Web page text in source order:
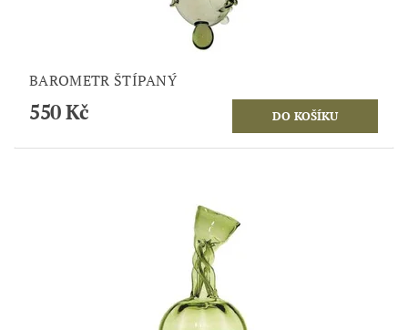
BAROMETR ŠTÍPANÝ
550 Kč